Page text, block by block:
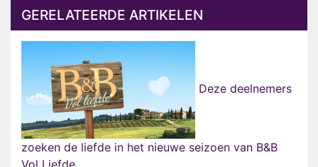
GERELATEERDE ARTIKELEN
Deze deelnemers
zoeken de liefde in het nieuwe seizoen van B&B